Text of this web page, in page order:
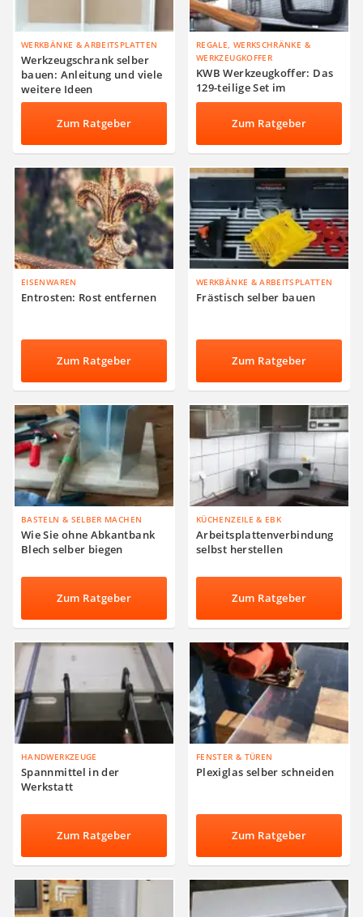
WERKBÄNKE & ARBEITSPLATTEN
Werkzeugschrank selber
bauen: Anleitung und viele
weitere Ideen
Zum Ratgeber
REGALE, WERKSCHRÄNKE &
WERKZEUGKOFFER
KWB Werkzeugkoffer: Das
129-teilige Set im
ausführlichen Praxis-Test
Zum Ratgeber
EISENWAREN
Entrosten: Rost entfernen
Zum Ratgeber
WERKBÄNKE & ARBEITSPLATTEN
Frästisch selber bauen
Zum Ratgeber
BASTELN & SELBER MACHEN
Wie Sie ohne Abkantbank
Blech selber biegen
Zum Ratgeber
KÜCHENZEILE & EBK
Arbeitsplattenverbindung
selbst herstellen
Zum Ratgeber
HANDWERKZEUGE
Spannmittel in der
Werkstatt
Zum Ratgeber
FENSTER & TÜREN
Plexiglas selber schneiden
Zum Ratgeber